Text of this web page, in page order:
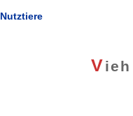
Nutztiere
Vieh